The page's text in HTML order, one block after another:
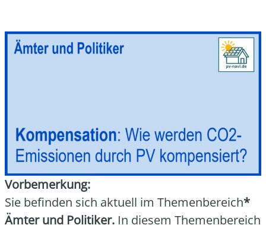
Vor­be­mer­kung:
Sie befin­den sich aktu­ell im The­men­be­reich*
Ämter und Poli­ti­ker. In die­sem The­men­be­reich